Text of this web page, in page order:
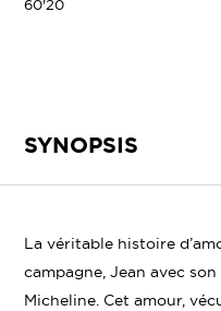
60'20
SYNOPSIS
La véritable histoire
campagne, Jean avec
Micheline. Cet amour,